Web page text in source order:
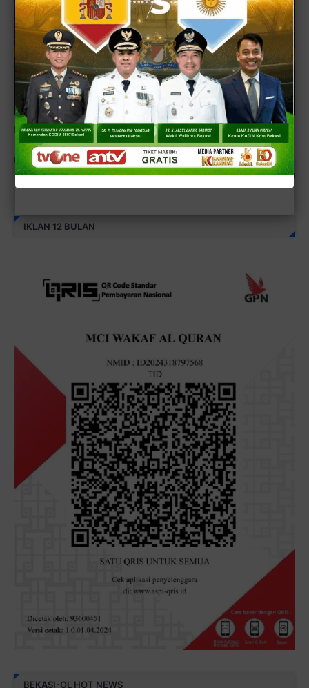
Ketua & Wakil Ketua LSM GMBI
SEARCH: KEJAKSAAN NEGERI
IKLAN 12 BULAN
BEKASI-OL HOT NEWS